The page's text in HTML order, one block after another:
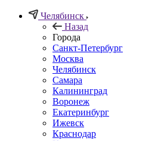
Челябинск
Назад
Города
Санкт-Петербург
Москва
Челябинск
Самара
Калининград
Воронеж
Екатеринбург
Ижевск
Краснодар